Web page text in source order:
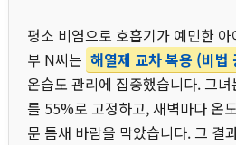
평소 비염으로 호흡기가 예민한
부 N씨는 해열제 교차 복용 (비법
온습도 관리에 집중했습니다. 그
를 55%로 고정하고, 새벽마다 온
문 틈새 바람을 막았습니다. 그 결